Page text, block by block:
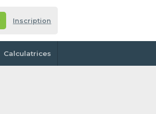
Inscription
Calculatrices